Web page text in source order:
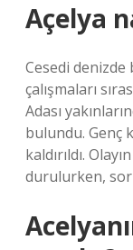
Açelya
Cesedi
çalışmaları
Adası
bulundu. Genç
kaldırıldı.
durulurken,